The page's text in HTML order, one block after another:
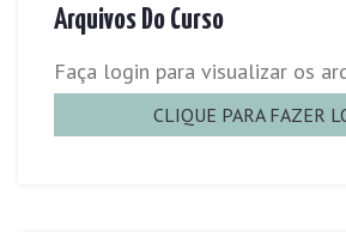
Arquivos Do Curso
Faça login para visualizar os
CLIQUE PARA FAZER